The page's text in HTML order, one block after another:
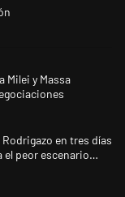
en los últimos
marcan
Milei y Massa
por segunda
en tres días
peor escenario